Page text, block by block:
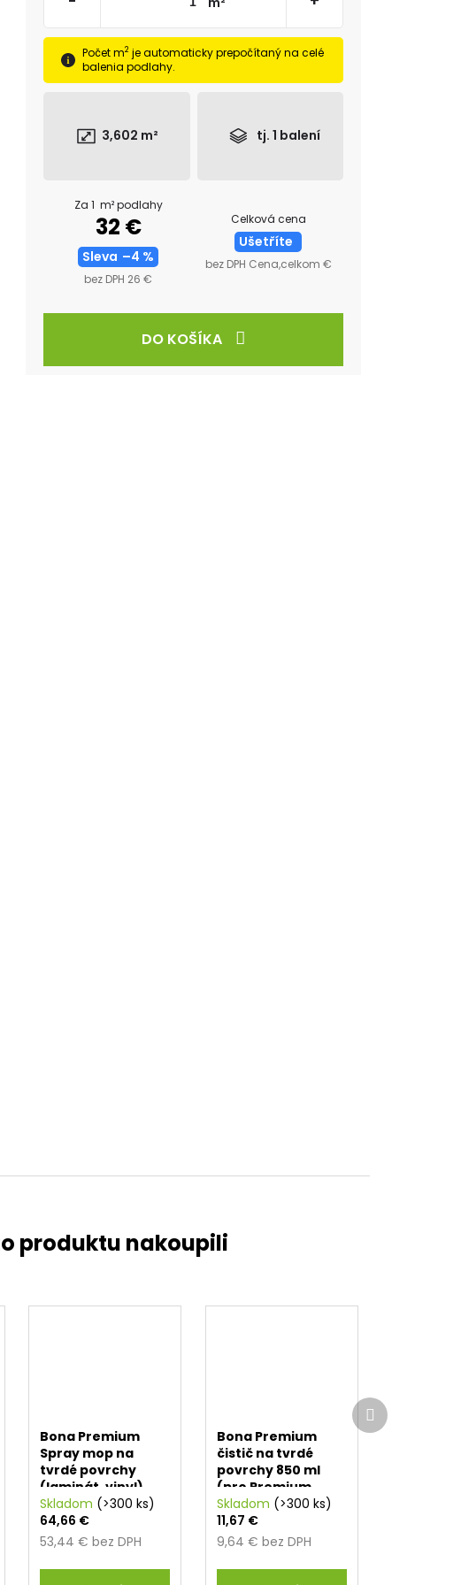
Počet m2 je automaticky prepočítaný na celé
balenia podlahy.
3,602 m² tj. 1 balení
Za 1 m² podlahy
32 €
Sleva –4 %
bez DPH 26 €
Celková cena
Ušetříte
bez DPH Cena,celkom €
DO KOŠÍKA
Bona Premium
Spray mop na
tvrdé povrchy
(laminát, vinyl)
Skladom (>300 ks)
53,44 € bez DPH
64,66 €
Bona Premium
čistič na tvrdé
povrchy 850 ml
(pro Premium
Spray mop)
Skladom (>300 ks)
9,64 € bez DPH
11,67 €
Ďalší
produkt